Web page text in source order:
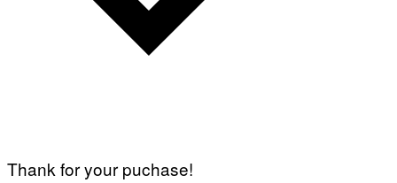
Thank for your puchase!